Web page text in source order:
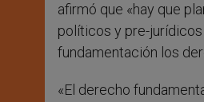
afirmó que «hay que
políticos y pre-
fundamentación los
«El derecho